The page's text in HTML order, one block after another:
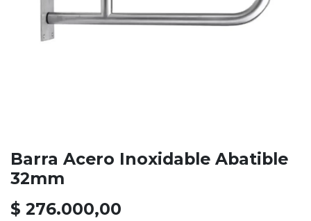
Barra Acero Inoxidable Abatible
32mm
$ 276.000,00